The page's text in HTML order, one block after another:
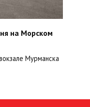
на Морском
Мурманска